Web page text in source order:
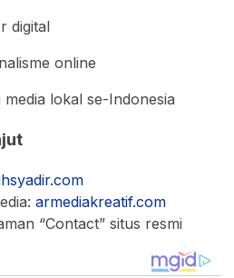
digital
online
lokal se-Indonesia
armediakreatif.com
“Contact” situs resmi